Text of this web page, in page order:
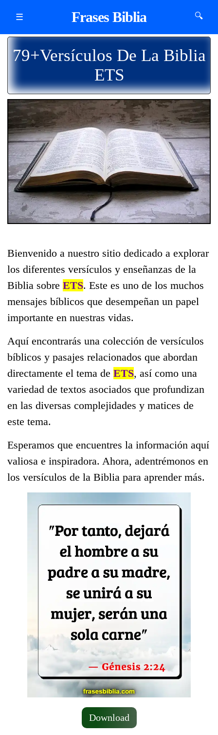
☰ Frases Biblia 🔍
79+Versículos De La Biblia
ETS
Bienvenido a nuestro sitio dedicado a explorar
los diferentes versículos y enseñanzas de la
Biblia sobre ETS. Este es uno de los muchos
mensajes bíblicos que desempeñan un papel
importante en nuestras vidas.
Aquí encontrarás una colección de versículos
bíblicos y pasajes relacionados que abordan
directamente el tema de ETS, así como una
variedad de textos asociados que profundizan
en las diversas complejidades y matices de
este tema.
Esperamos que encuentres la información aquí
valiosa e inspiradora. Ahora, adentrémonos en
los versículos de la Biblia para aprender más.
Download